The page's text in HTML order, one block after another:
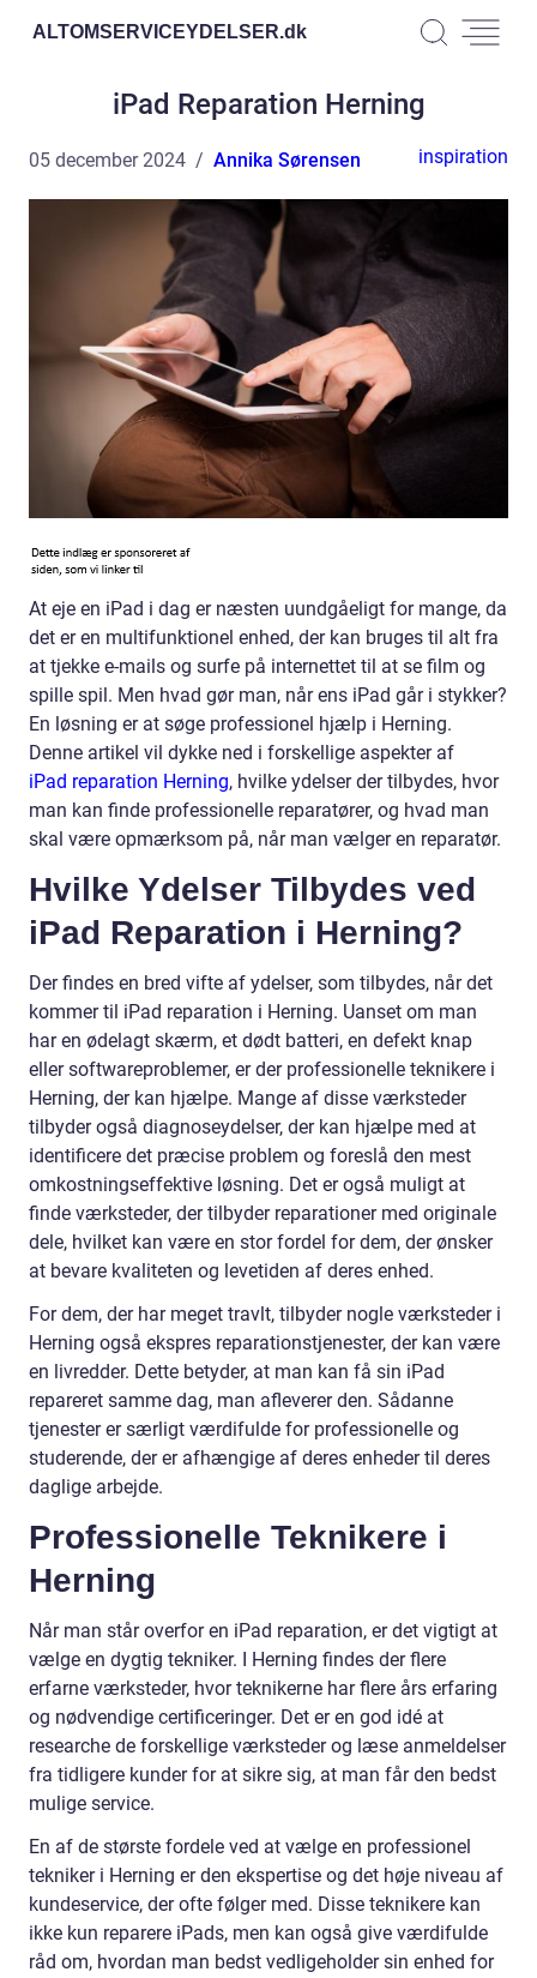
ALTOMSERVICEYDELSER.dk
iPad Reparation Herning
05 december 2024 Annika Sørensen inspiration
At eje en iPad i dag er næsten uundgåeligt for mange, da
det er en multifunktionel enhed, der kan bruges til alt fra
at tjekke e-mails og surfe på internettet til at se film og
spille spil. Men hvad gør man, når ens iPad går i stykker?
En løsning er at søge professionel hjælp i Herning.
Denne artikel vil dykke ned i forskellige aspekter af
iPad reparation Herning, hvilke ydelser der tilbydes, hvor
man kan finde professionelle reparatører, og hvad man
skal være opmærksom på, når man vælger en reparatør.
Hvilke Ydelser Tilbydes ved
iPad Reparation i Herning?
Der findes en bred vifte af ydelser, som tilbydes, når det
kommer til iPad reparation i Herning. Uanset om man
har en ødelagt skærm, et dødt batteri, en defekt knap
eller softwareproblemer, er der professionelle teknikere i
Herning, der kan hjælpe. Mange af disse værksteder
tilbyder også diagnoseydelser, der kan hjælpe med at
identificere det præcise problem og foreslå den mest
omkostningseffektive løsning. Det er også muligt at
finde værksteder, der tilbyder reparationer med originale
dele, hvilket kan være en stor fordel for dem, der ønsker
at bevare kvaliteten og levetiden af deres enhed.
For dem, der har meget travlt, tilbyder nogle værksteder i
Herning også ekspres reparationstjenester, der kan være
en livredder. Dette betyder, at man kan få sin iPad
repareret samme dag, man afleverer den. Sådanne
tjenester er særligt værdifulde for professionelle og
studerende, der er afhængige af deres enheder til deres
daglige arbejde.
Professionelle Teknikere i
Herning
Når man står overfor en iPad reparation, er det vigtigt at
vælge en dygtig tekniker. I Herning findes der flere
erfarne værksteder, hvor teknikerne har flere års erfaring
og nødvendige certificeringer. Det er en god idé at
researche de forskellige værksteder og læse anmeldelser
fra tidligere kunder for at sikre sig, at man får den bedst
mulige service.
En af de største fordele ved at vælge en professionel
tekniker i Herning er den ekspertise og det høje niveau af
kundeservice, der ofte følger med. Disse teknikere kan
ikke kun reparere iPads, men kan også give værdifulde
råd om, hvordan man bedst vedligeholder sin enhed for